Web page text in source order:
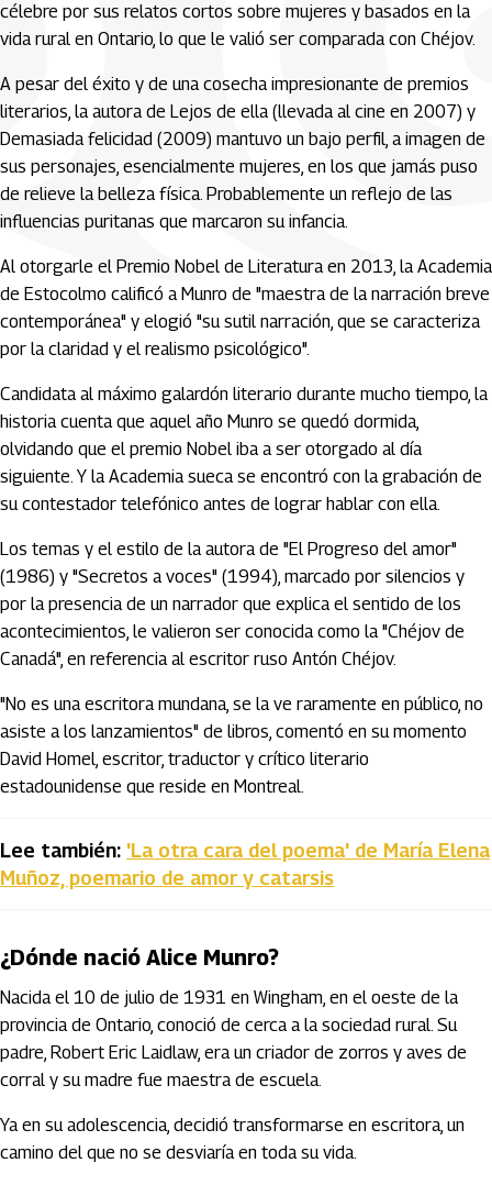
célebre por sus relatos cortos sobre mujeres y basados en la
vida rural en Ontario, lo que le valió ser comparada con Chéjov.
A pesar del éxito y de una cosecha impresionante de premios
literarios, la autora de Lejos de ella (llevada al cine en 2007) y
Demasiada felicidad (2009) mantuvo un bajo perfil, a imagen de
sus personajes, esencialmente mujeres, en los que jamás puso
de relieve la belleza física. Probablemente un reflejo de las
influencias puritanas que marcaron su infancia.
Al otorgarle el Premio Nobel de Literatura en 2013, la Academia
de Estocolmo calificó a Munro de "maestra de la narración breve
contemporánea" y elogió "su sutil narración, que se caracteriza
por la claridad y el realismo psicológico".
Candidata al máximo galardón literario durante mucho tiempo, la
historia cuenta que aquel año Munro se quedó dormida,
olvidando que el premio Nobel iba a ser otorgado al día
siguiente. Y la Academia sueca se encontró con la grabación de
su contestador telefónico antes de lograr hablar con ella.
Los temas y el estilo de la autora de "El Progreso del amor"
(1986) y "Secretos a voces" (1994), marcado por silencios y
por la presencia de un narrador que explica el sentido de los
acontecimientos, le valieron ser conocida como la "Chéjov de
Canadá", en referencia al escritor ruso Antón Chéjov.
"No es una escritora mundana, se la ve raramente en público, no
asiste a los lanzamientos" de libros, comentó en su momento
David Homel, escritor, traductor y crítico literario
estadounidense que reside en Montreal.
Lee también: 'La otra cara del poema' de María Elena
Muñoz, poemario de amor y catarsis
¿Dónde nació Alice Munro?
Nacida el 10 de julio de 1931 en Wingham, en el oeste de la
provincia de Ontario, conoció de cerca a la sociedad rural. Su
padre, Robert Eric Laidlaw, era un criador de zorros y aves de
corral y su madre fue maestra de escuela.
Ya en su adolescencia, decidió transformarse en escritora, un
camino del que no se desviaría en toda su vida.